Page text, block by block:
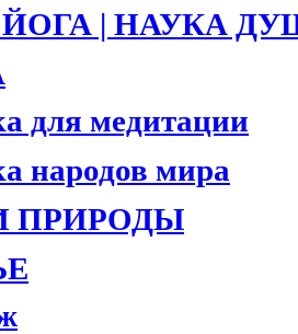
| НАУКА
для медитации
народов мира
ПРИРОДЫ